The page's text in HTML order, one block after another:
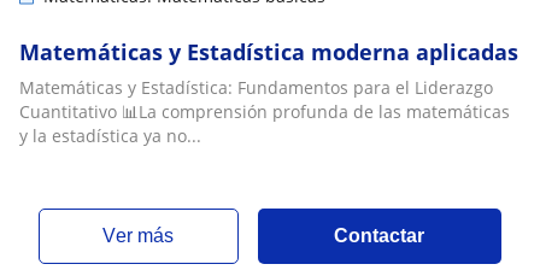
Matemáticas y Estadística moderna aplicadas
Matemáticas y Estadística: Fundamentos para el Liderazgo
Cuantitativo 📊​La comprensión profunda de las matemáticas
y la estadística ya no...
ver más Contactar